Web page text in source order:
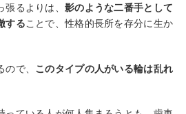
張るよりは、影のような二番手として
することで、性格的長所を存分に生か
で、 このタイプの人がいる輪は乱れ